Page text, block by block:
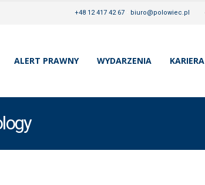
+48 12 417 42 67 biuro@polowiec.pl
ALERT PRAWNY WYDARZENIA KARIERA